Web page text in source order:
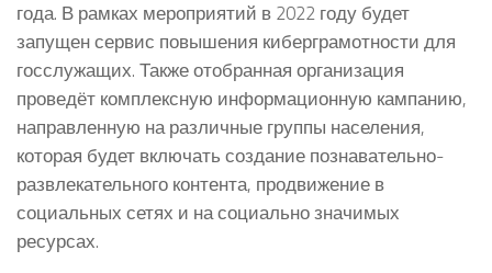
года. В рамках мероприятий в 2022 году будет
запущен сервис повышения киберграмотности для
госслужащих. Также отобранная организация
проведёт комплексную информационную кампанию,
направленную на различные группы населения,
которая будет включать создание познавательно-
развлекательного контента, продвижение в
социальных сетях и на социально значимых
ресурсах.